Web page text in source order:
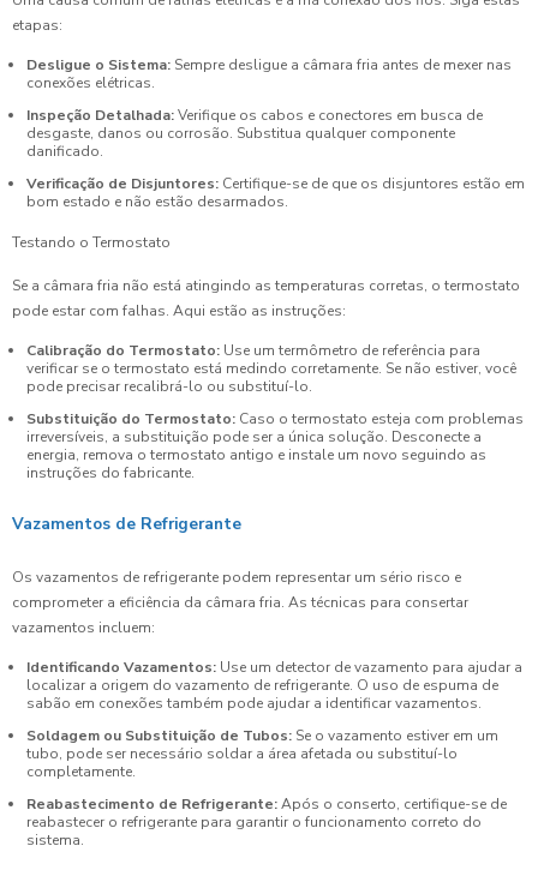
etapas:
Desligue o Sistema: Sempre desligue a câmara fria antes de mexer nas
conexões elétricas.
Inspeção Detalhada:Verifique os cabos e conectores em busca de
desgaste, danos ou corrosão. Substitua qualquer componente
danificado.
Verificação de Disjuntores: Certifique-se de que os disjuntores estão em
bom estado e não estão desarmados.
Testando o Termostato
Se a câmara fria não está atingindo as temperaturas corretas, o termostato
pode estar com falhas. Aqui estão as instruções:
Calibração do Termostato: Use um termômetro de referência para
verificar se o termostato está medindo corretamente. Se não estiver, você
pode precisar recalibrá-lo ou substituí-lo.
Substituição do Termostato: Caso o termostato esteja com problemas
irreversíveis, a substituição pode ser a única solução. Desconecte a
energia, remova o termostato antigo e instale um novo seguindo as
instruções do fabricante.
Vazamentos de Refrigerante
Os vazamentos de refrigerante podem representar um sério risco e
comprometer a eficiência da câmara fria. As técnicas para consertar
vazamentos incluem:
Identificando Vazamentos: Use um detector de vazamento para ajudar a
localizar a origem do vazamento de refrigerante. O uso de espuma de
sabão em conexões também pode ajudar a identificar vazamentos.
Soldagem ou Substituição de Tubos: Se o vazamento estiver em um
tubo, pode ser necessário soldar a área afetada ou substituí-lo
completamente.
Reabastecimento de Refrigerante:Após o conserto, certifique-se de
reabastecer o refrigerante para garantir o funcionamento correto do
sistema.